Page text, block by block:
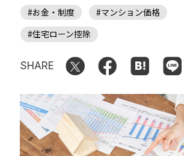
#お金・制度
#マンション価格
#住宅ローン控除
SHARE